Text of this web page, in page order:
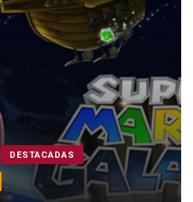
DESTACADAS